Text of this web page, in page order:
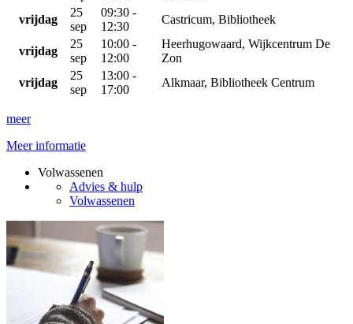
vrijdag
25
sep
09:30 -
12:30
Castricum, Bibliotheek
vrijdag
25
sep
10:00 -
12:00
Heerhugowaard, Wijkcentrum De
Zon
vrijdag
25
sep
13:00 -
17:00
Alkmaar, Bibliotheek Centrum
meer
Meer informatie
Volwassenen
Advies & hulp
Volwassenen